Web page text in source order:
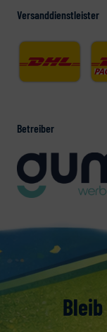
Versanddienstleister
Betreiber